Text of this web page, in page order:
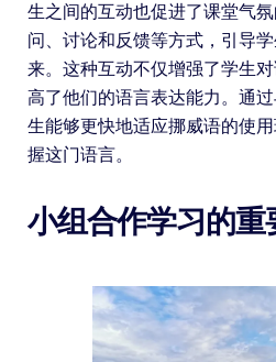
生之间的互动也促进了课堂气
问、讨论和反馈等方式，引导
来。这种互动不仅增强了学生
高了他们的语言表达能力。通
生能够更快地适应挪威语的使
握这门语言。
小组合作学习的重